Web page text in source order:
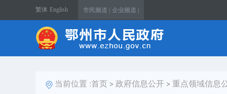
繁体 English 市民频道 | 企业频道 |
当前位置 :首页 > 政府信息公开 > 重点领域信息